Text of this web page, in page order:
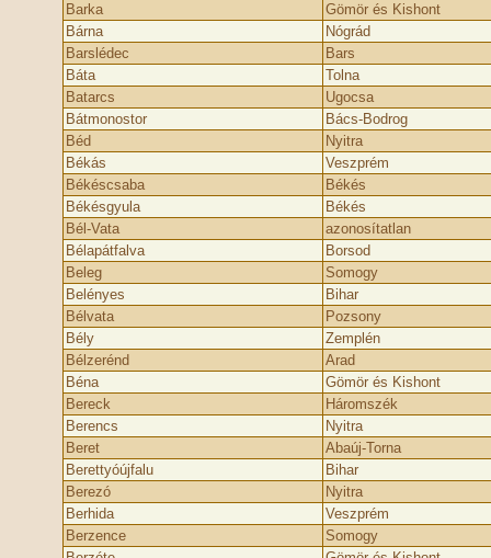
Barka
Gömör és Kishont
Bárna
Nógrád
Barslédec
Bars
Báta
Tolna
Batarcs
Ugocsa
Bátmonostor
Bács-Bodrog
Béd
Nyitra
Békás
Veszprém
Békéscsaba
Békés
Békésgyula
Békés
Bél-Vata
azonosítatlan
Bélapátfalva
Borsod
Beleg
Somogy
Belényes
Bihar
Bélvata
Pozsony
Bély
Zemplén
Bélzerénd
Arad
Béna
Gömör és Kishont
Bereck
Háromszék
Berencs
Nyitra
Beret
Abaúj-Torna
Berettyóújfalu
Bihar
Berezó
Nyitra
Berhida
Veszprém
Berzence
Somogy